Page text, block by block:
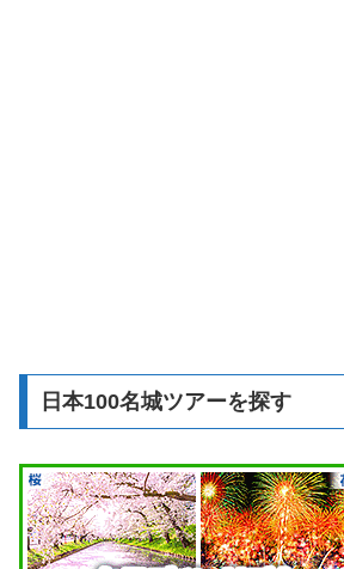
日本100名城ツアーを探す